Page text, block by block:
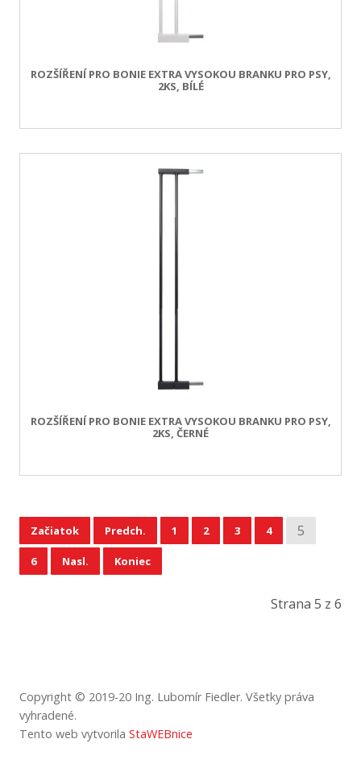
ROZŠÍŘENÍ PRO BONIE EXTRA VYSOKOU BRANKU PRO PSY,
2KS, BÍLÉ
ROZŠÍŘENÍ PRO BONIE EXTRA VYSOKOU BRANKU PRO PSY,
2KS, ČERNÉ
Začiatok Predch. 1 2 3 4 5
6 Nasl. Koniec
Strana 5 z 6
Copyright © 2019-20 Ing. Lubomír Fiedler. Všetky práva
vyhradené.
Tento web vytvorila StaWEBnice